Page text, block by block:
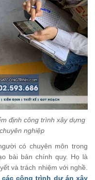
định công trình xây dựng
nghiệp
có chuyên môn trong
bài bản chính quy. Họ là
và trách nhiệm với nghề.
công trình dự án xây